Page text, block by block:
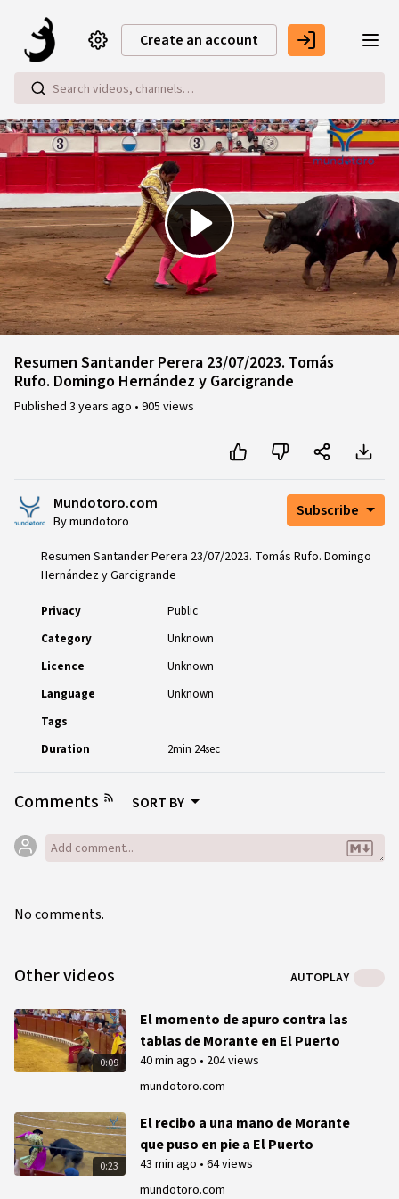
Create an account
Play
Video
Resumen Santander Perera 23/07/2023. Tomás
Rufo. Domingo Hernández y Garcigrande
Published 3 years ago • 905 views
Mundotoro.com
By mundotoro
Subscribe
Resumen Santander Perera 23/07/2023. Tomás Rufo. Domingo
Hernández y Garcigrande
Privacy
Public
Category
Unknown
Licence
Unknown
Language
Unknown
Tags
Duration
2min 24sec
Comments SORT BY
No comments.
Other videos AUTOPLAY
0:09
mundotoro.com
El momento de apuro contra las
tablas de Morante en El Puerto
40 min ago • 204 views
0:23
mundotoro.com
El recibo a una mano de Morante
que puso en pie a El Puerto
43 min ago • 64 views